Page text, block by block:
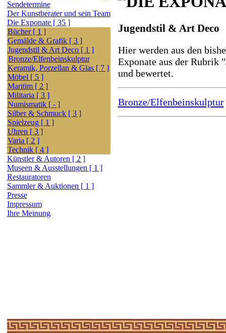
Sendetermine
Der Kunstberater und sein Team
Die Exponate [ 35 ]
Bücher [ 1 ]
Gemälde & Grafik [ 3 ]
Jugendstil & Art Deco [ 1 ]
Bronze/Elfenbeinskulptur
Keramik, Porzellan & Glas [ 7 ]
Möbel [ 5 ]
Maritim [ 2 ]
Militaria [ 3 ]
Numismatik [ - ]
Silber & Schmuck [ 3 ]
Spielzeug [ 1 ]
Uhren [ 3 ]
Varia [ 2 ]
Technik [ 4 ]
Künstler & Autoren [ 2 ]
Museen & Ausstellungen [ 1 ]
Restauratoren
Sammler & Auktionen [ 1 ]
Presse
Impressum
Ihre Meinung
Jugendstil & Art Deco
Hier werden aus den
Exponate aus der Rubrik
und bewertet.
Bronze/Elfenbeinskulptur